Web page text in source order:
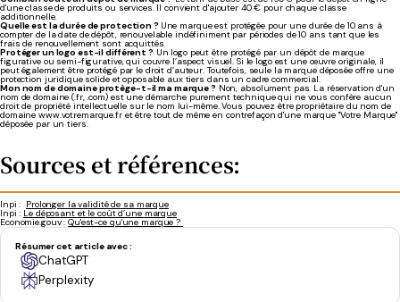
d'une classe de produits ou services. Il convient d'ajouter 40 € pour chaque classe
additionnelle.
Quelle est la durée de protection ? Une marque est protégée pour une durée de 10 ans à
compter de la date de dépôt, renouvelable indéfiniment par périodes de 10 ans tant que les
frais de renouvellement sont acquittés.
Protéger un logo est-il différent ? Un logo peut être protégé par un dépôt de marque
figurative ou semi-figurative, qui couvre l’aspect visuel. Si le logo est une œuvre originale, il
peut également être protégé par le droit d’auteur. Toutefois, seule la marque déposée offre une
protection juridique solide et opposable aux tiers dans un cadre commercial.
Mon nom de domaine protège-t-il ma marque ? Non, absolument pas. La réservation d'un
nom de domaine (.fr, .com) est une démarche purement technique qui ne vous confère aucun
droit de propriété intellectuelle sur le nom lui-même. Vous pouvez être propriétaire du nom de
domaine www.votremarque.fr et être tout de même en contrefaçon d'une marque "Votre Marque"
déposée par un tiers.
Sources et références:
Inpi : Prolonger la validité de sa marque
Inpi : Le déposant et le coût d’une marque
Economie.gouv :Qu'est-ce qu'une marque ?
Résumer cet article avec :
ChatGPT
Perplexity